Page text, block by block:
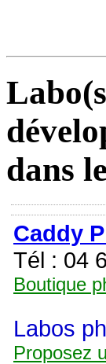
dans
Caddy
Tél : 04
Boutique
Labos
Proposez